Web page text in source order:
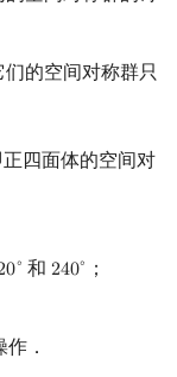
的空间对称群只
四面体的空间对
0∘∘ 和 240∘
240∘ ；
．